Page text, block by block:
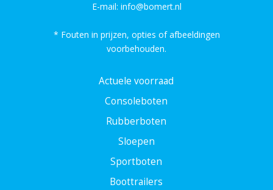
E-mail: info@bomert.nl
* Fouten in prijzen, opties of afbeeldingen
voorbehouden.
Actuele voorraad
Consoleboten
Rubberboten
Sloepen
Sportboten
Boottrailers